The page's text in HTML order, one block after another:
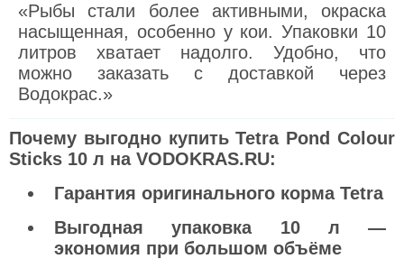
«Рыбы стали более активными, окраска
насыщенная, особенно у кои. Упаковки 10
литров хватает надолго. Удобно, что
можно заказать с доставкой через
Водокрас.»
Почему выгодно купить Tetra Pond Colour
Sticks 10 л на VODOKRAS.RU:
Гарантия оригинального корма Tetra
Выгодная упаковка 10 л —
экономия при большом объёме